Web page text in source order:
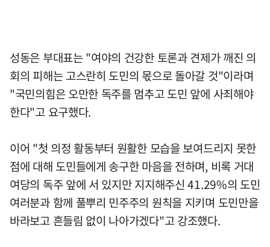
성동은 부대표는 "여야의 건강한 토론과 견제가 깨진 의
회의 피해는 고스란히 도민의 몫으로 돌아갈 것"이라며
"국민의힘은 오만한 독주를 멈추고 도민 앞에 사죄해야
한다"고 요구했다.
이어 "첫 의정 활동부터 원활한 모습을 보여드리지 못한
점에 대해 도민들에게 송구한 마음을 전하며, 비록 거대
여당의 독주 앞에 서 있지만 지지해주신 41.29%의 도민
여러분과 함께 풀뿌리 민주주의 원칙을 지키며 도민만을
바라보고 흔들림 없이 나아가겠다"고 강조했다.